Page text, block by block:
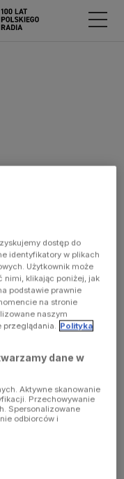
dostęp do
identyfikatory w plikach
Użytkownik może
nimi, klikając poniżej, jak
podstawie prawnie
na stronie
naszym
przeglądania. Polityka
dane w
Aktywne skanowanie
Przechowywanie
Spersonalizowane
odbiorców i